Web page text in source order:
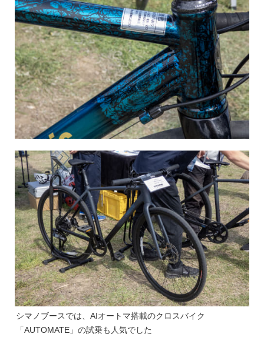
シマノブースでは、AIオートマ搭載のクロスバイク
「AUTOMATE」の試乗も人気でした